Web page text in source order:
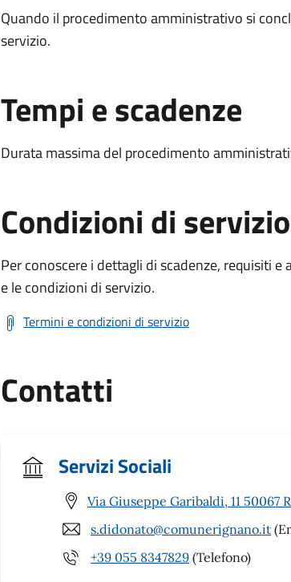
Quando il procedimento amministrativo si
servizio.
Tempi e scadenze
Durata massima del procedimento
Condizioni di servizio
Per conoscere i dettagli di scadenze, requisiti
e le condizioni di servizio.
Termini e condizioni di servizio
Contatti
Servizi Sociali
Via Giuseppe Garibaldi, 11 50067
s.didonato@comunerignano.it
+39 055 8347829 (Telefono)